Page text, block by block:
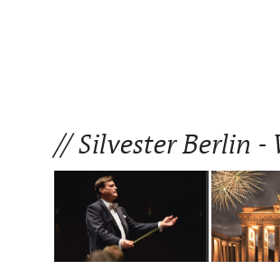
Silvester Berlin -